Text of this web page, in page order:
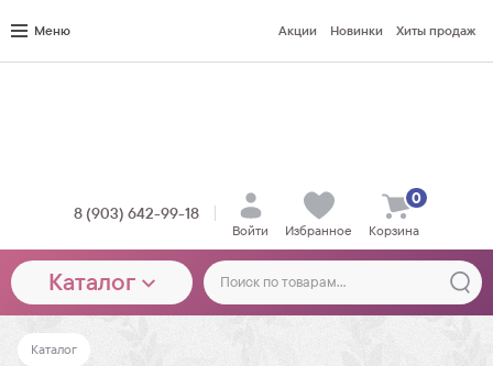
Меню Акции Новинки Хиты продаж
8 (903) 642-99-18
Войти Избранное Корзина
0
Каталог
Каталог